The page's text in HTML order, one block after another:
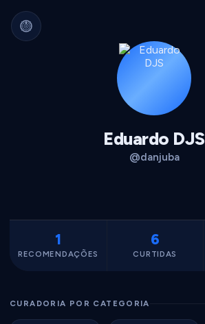
Arquivo Cultural Permanente
Filmes, álbuns, livros e
séries guardados para sempre.
Sua curadoria pode
migrar para qualquer plataforma.
Exportável, interoperável,
Eduardo DJS
@danjuba
1
RECOMENDAÇÕES
6
CURTIDAS
CURADORIA POR CATEGORIA